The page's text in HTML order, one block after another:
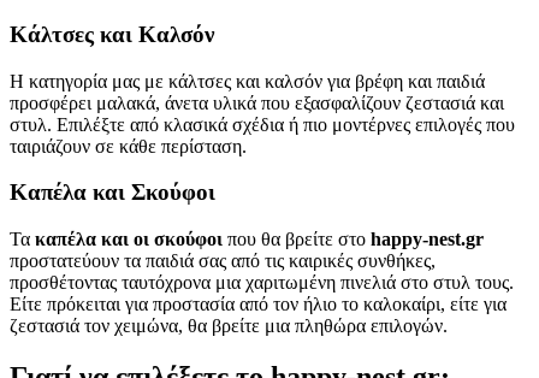
Κάλτσες και Καλσόν
Η κατηγορία μας με κάλτσες και καλσόν για βρέφη και παιδιά
προσφέρει μαλακά, άνετα υλικά που εξασφαλίζουν ζεστασιά και
στυλ. Επιλέξτε από κλασικά σχέδια ή πιο μοντέρνες επιλογές που
ταιριάζουν σε κάθε περίσταση.
Καπέλα και Σκούφοι
Τα καπέλα και οι σκούφοι που θα βρείτε στο happy-nest.gr
προστατεύουν τα παιδιά σας από τις καιρικές συνθήκες,
προσθέτοντας ταυτόχρονα μια χαριτωμένη πινελιά στο στυλ τους.
Είτε πρόκειται για προστασία από τον ήλιο το καλοκαίρι, είτε για
ζεστασιά τον χειμώνα, θα βρείτε μια πληθώρα επιλογών.